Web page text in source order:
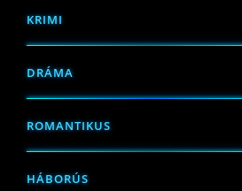
KRIMI
DRÁMA
ROMANTIKUS
HÁBORÚS